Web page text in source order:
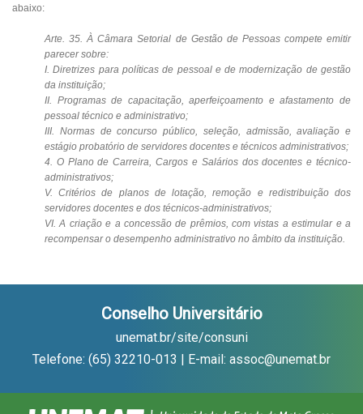
abaixo:
Arte. 35. À Câmara Setorial de Gestão de Pessoas compete emitir
parecer sobre:
I. Diretrizes para políticas de pessoal e de modernização de gestão
da instituição;
II. Programas de capacitação, aperfeiçoamento e afastamento de
pessoal técnico e administrativo;
III. Normas de concurso público, seleção, admissão, avaliação e
estágio probatório de servidores docentes e técnicos administrativos;
4. O Plano de Carreira, Cargos e Salários dos docentes e técnico-
administrativos;
V. Critérios de planos de lotação, remoção e redistribuição dos
servidores docentes e dos técnicos-administrativos;
VI. A criação e a concessão de prêmios, com vistas a estimular e a
recompensar o desempenho administrativo no âmbito da instituição.
Conselho Universitário
unemat.br/site/consuni
Telefone: (65) 32210-013 | E-mail: assoc@unemat.br